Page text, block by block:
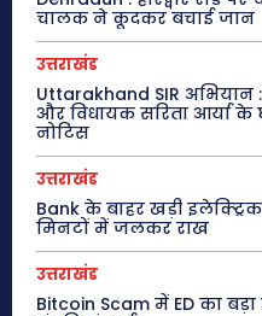
चालक ने कूदकर बचाई जान
उत्तराखंड
Uttarakhand SIR
और विधायक सरिता आर्या के
नोटिस
उत्तराखंड
Bank के बाहर खड़ी
मिनटों में जलकर राख
उत्तराखंड
Bitcoin Scam में ED का